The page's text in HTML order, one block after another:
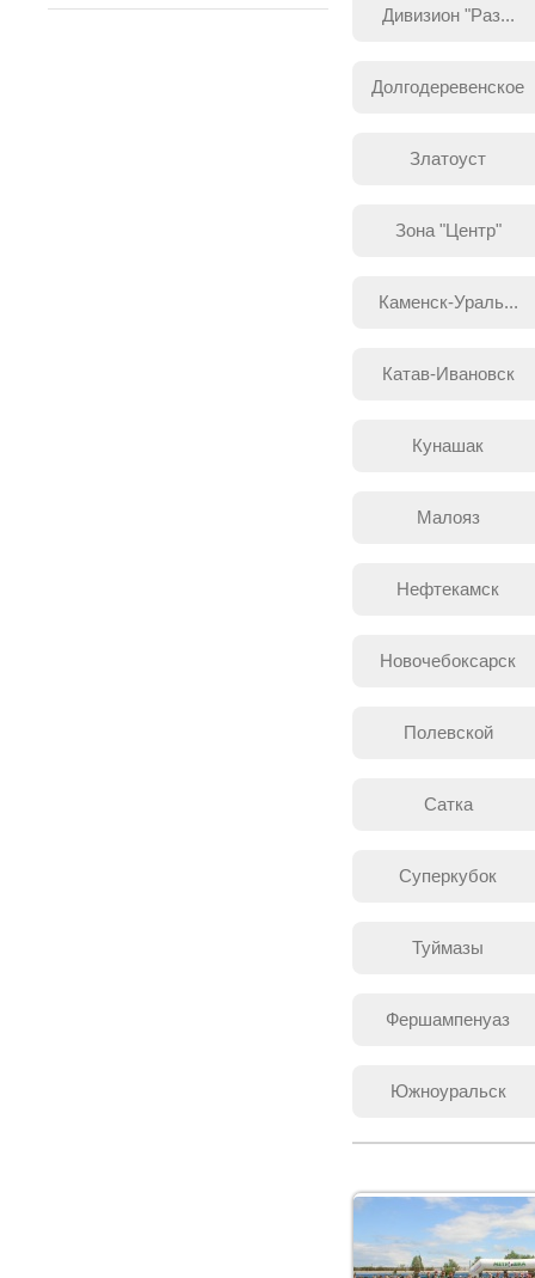
Дивизион "Раз...
Долгодеревенское
Златоуст
Зона "Центр"
Каменск-Ураль...
Катав-Ивановск
Кунашак
Малояз
Нефтекамск
Новочебоксарск
Полевской
Сатка
Суперкубок
Туймазы
Фершампенуаз
Южноуральск